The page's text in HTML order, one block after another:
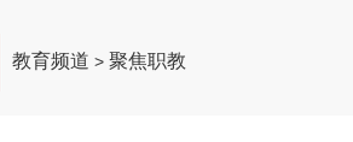
教育频道 >聚焦职教